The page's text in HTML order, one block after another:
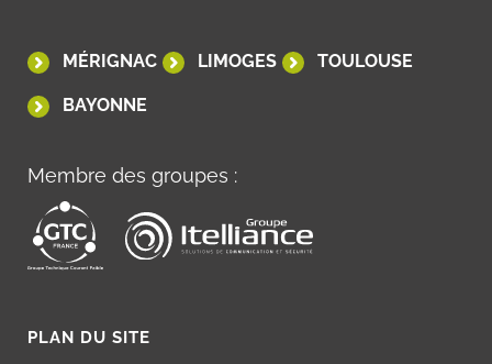
MÉRIGNAC LIMOGES TOULOUSE
BAYONNE
Membre des groupes :
PLAN DU SITE